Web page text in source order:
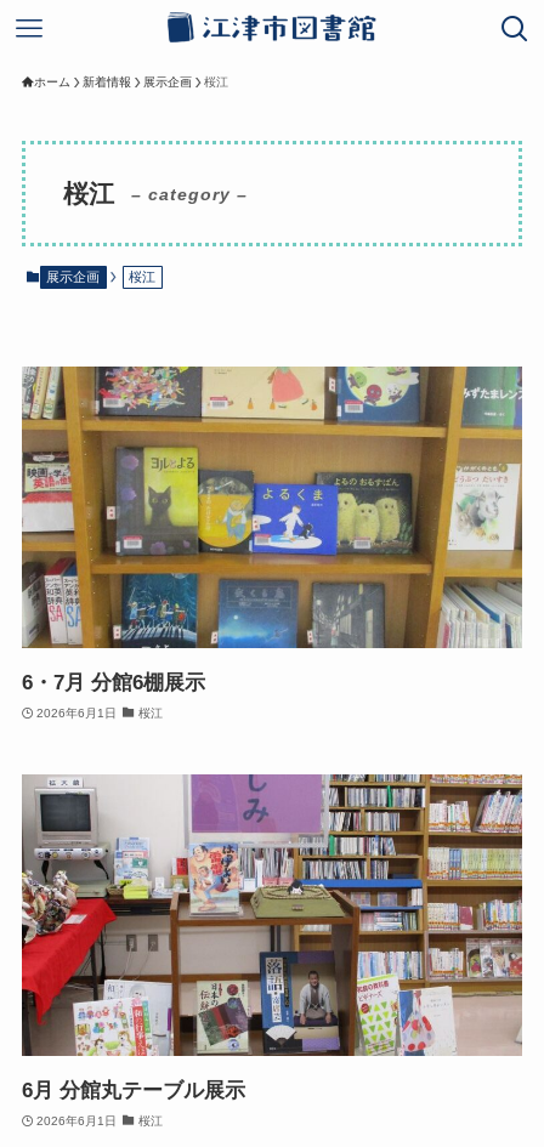
ホーム 新着情報 展示企画 桜江
桜江 – category –
展示企画 桜江
6・7月 分館6棚展示
2026年6月1日 桜江
6月 分館丸テーブル展示
2026年6月1日 桜江